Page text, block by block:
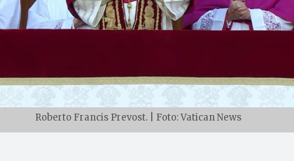
Roberto Francis Prevost. | Foto: Vatican News